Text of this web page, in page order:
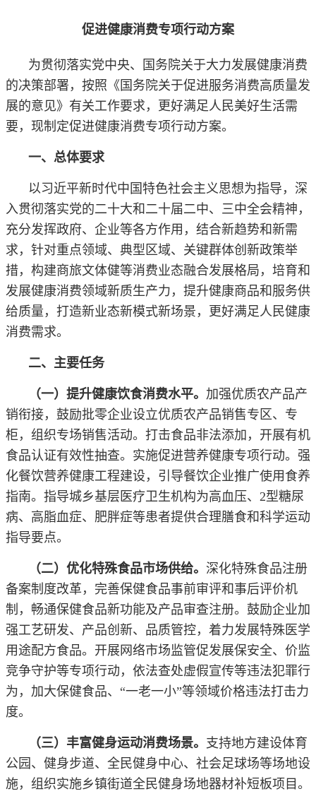
促进健康消费专项行动方案
为贯彻落实党中央、国务院关于大力发展健康消费
的决策部署，按照《国务院关于促进服务消费高质量发
展的意见》有关工作要求，更好满足人民美好生活需
要，现制定促进健康消费专项行动方案。
一、总体要求
以习近平新时代中国特色社会主义思想为指导，深
入贯彻落实党的二十大和二十届二中、三中全会精神，
充分发挥政府、企业等各方作用，结合新趋势和新需
求，针对重点领域、典型区域、关键群体创新政策举
措，构建商旅文体健等消费业态融合发展格局，培育和
发展健康消费领域新质生产力，提升健康商品和服务供
给质量，打造新业态新模式新场景，更好满足人民健康
消费需求。
二、主要任务
（一）提升健康饮食消费水平。 加强优质农产品产
销衔接，鼓励批零企业设立优质农产品销售专区、专
柜，组织专场销售活动。打击食品非法添加，开展有机
食品认证有效性抽查。实施促进营养健康专项行动。强
化餐饮营养健康工程建设，引导餐饮企业推广使用食养
指南。指导城乡基层医疗卫生机构为高血压、2型糖尿
病、高脂血症、肥胖症等患者提供合理膳食和科学运动
指导要点。
（二）优化特殊食品市场供给。 深化特殊食品注册
备案制度改革，完善保健食品事前审评和事后评价机
制，畅通保健食品新功能及产品审查注册。鼓励企业加
强工艺研发、产品创新、品质管控，着力发展特殊医学
用途配方食品。开展网络市场监管促发展保安全、价监
竞争守护等专项行动，依法查处虚假宣传等违法犯罪行
为，加大保健食品、“一老一小”等领域价格违法打击力
度。
（三）丰富健身运动消费场景。 支持地方建设体育
公园、健身步道、全民健身中心、社会足球场等场地设
施，组织实施乡镇街道全民健身场地器材补短板项目。